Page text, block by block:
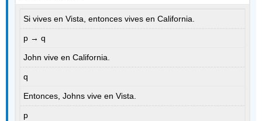
Si vives en Vista, entonces vives en California.
p → q
John vive en California.
q
Entonces, Johns vive en Vista.
p